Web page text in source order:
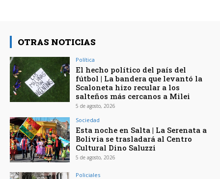
OTRAS NOTICIAS
Política
El hecho político del país del
fútbol | La bandera que levantó la
Scaloneta hizo recular a los
salteños más cercanos a Milei
5 de agosto, 2026
Sociedad
Esta noche en Salta | La Serenata a
Bolivia se trasladará al Centro
Cultural Dino Saluzzi
5 de agosto, 2026
Policiales